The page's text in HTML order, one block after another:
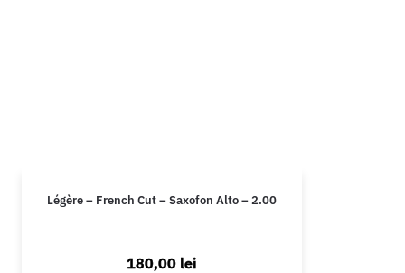
Légère – French Cut – Saxofon Alto – 2.00
180,00 lei